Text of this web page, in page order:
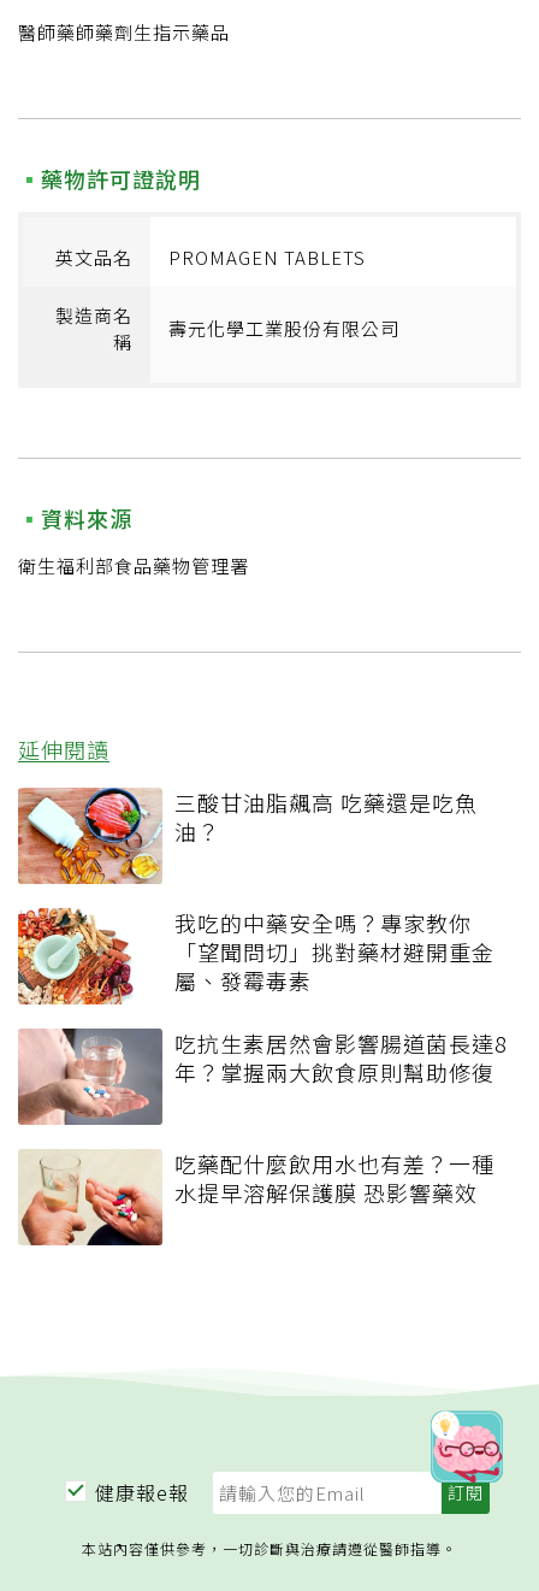
醫師藥師藥劑生指示藥品
藥物許可證說明
英文品名 PROMAGEN TABLETS
製造商名
稱
壽元化學工業股份有限公司
資料來源
衛生福利部食品藥物管理署
延伸閱讀
三酸甘油脂飆高 吃藥還是吃魚
油？
我吃的中藥安全嗎？專家教你
「望聞問切」挑對藥材避開重金
屬、發霉毒素
吃抗生素居然會影響腸道菌長達8
年？掌握兩大飲食原則幫助修復
吃藥配什麼飲用水也有差？一種
水提早溶解保護膜 恐影響藥效
健康報e報
本站內容僅供參考，一切診斷與治療請遵從醫師指導。